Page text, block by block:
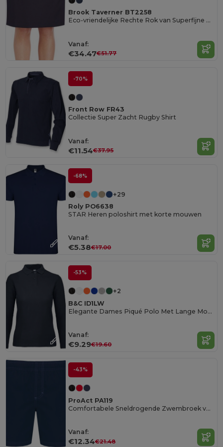
Brook Taverner BT2258
Eco-vriendelijke Rechte Rok van Superfijne Polyester
Vanaf:
€34.47€51.77
-70%
Front Row FR43
Collectie Super Zacht Rugby Shirt
Vanaf:
€11.54€37.95
-68%
+29
Roly PO6638
STAR Heren poloshirt met korte mouwen
Vanaf:
€5.38€17.00
-53%
+2
B&C ID1LW
Elegante Dames Piqué Polo Met Lange Mouwen
Vanaf:
€9.29€19.60
-43%
ProAct PA119
Comfortabele Sneldrogende Zwembroek voor Heren
Vanaf:
€12.34€21.48